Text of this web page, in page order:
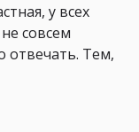
у всех
совсем
отвечать. Тем,